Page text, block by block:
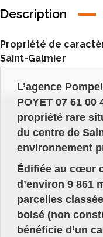
Description
Propriété de
Saint-Galmier
L’agence
POYET 07 61
propriété rare
du centre de
environnement
Édifiée au cœur
d’environ 9 861
parcelles
boisé (non
bénéficie d’un